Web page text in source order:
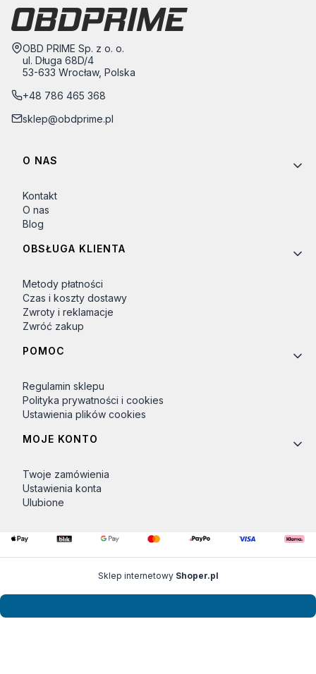
Adres:
OBD PRIME Sp. z o. o.
ul. Długa 68D/4
53-633 Wrocław, Polska
+48 786 465 368
sklep@obdprime.pl
Linki w stopce
O NAS
Kontakt
O nas
Blog
OBSŁUGA KLIENTA
Metody płatności
Czas i koszty dostawy
Zwroty i reklamacje
Zwróć zakup
POMOC
Regulamin sklepu
Polityka prywatności i cookies
Ustawienia plików cookies
MOJE KONTO
Twoje zamówienia
Ustawienia konta
Ulubione
Sklep internetowy Shoper.pl